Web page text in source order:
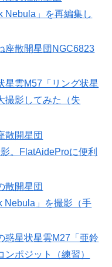
Nebula」を再編集し
座散開星団NGC6823
星雲M57「リング状星
撮影してみた（失
散開星団
。FlatAideProに便利
散開星団
Nebula」を撮影（手
惑星状星雲M27「亜鈴
ポジット（練習）